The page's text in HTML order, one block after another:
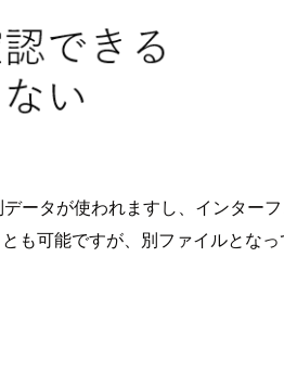
ータが使われますし、インター
も可能ですが、別ファイルとな